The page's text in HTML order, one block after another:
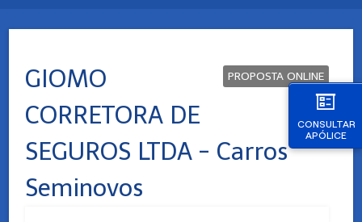
CONSULTAR
APÓLICE
PROPOSTA ONLINE
GIOMO
CORRETORA DE
SEGUROS LTDA - Carros
Seminovos